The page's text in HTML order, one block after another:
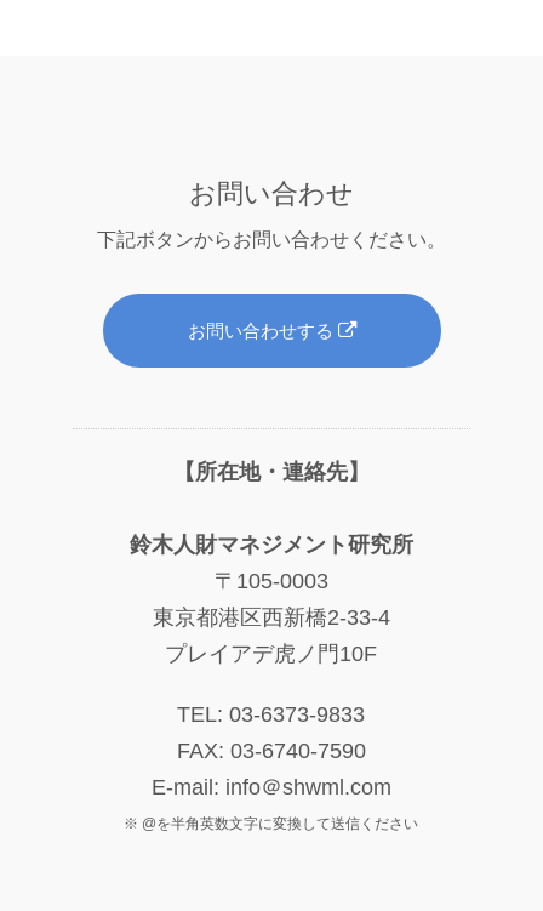
お問い合わせ
下記ボタンからお問い合わせください。
お問い合わせする
【所在地・連絡先】
鈴木人財マネジメント研究所
〒105-0003
東京都港区西新橋2-33-4
プレイアデ虎ノ門10F
TEL: 03-6373-9833
FAX: 03-6740-7590
E-mail: info＠shwml.com
※ @を半角英数文字に変換して送信ください